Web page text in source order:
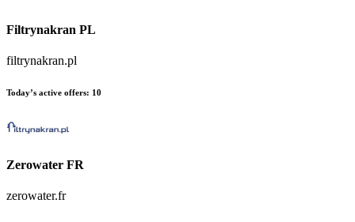
Filtrynakran PL
filtrynakran.pl
Today’s active offers: 10
Zerowater FR
zerowater.fr